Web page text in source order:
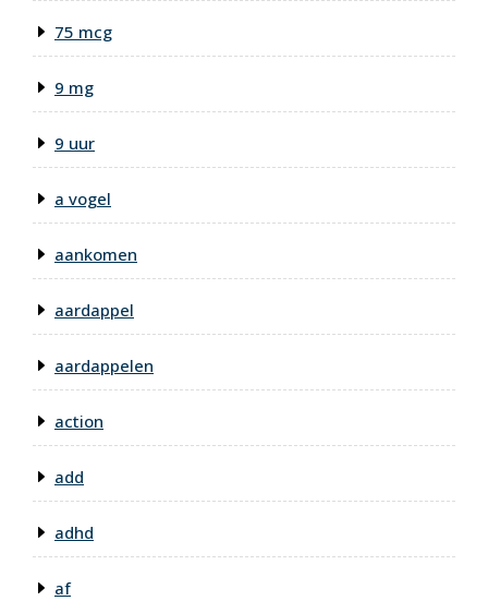
75 mcg
9 mg
9 uur
a vogel
aankomen
aardappel
aardappelen
action
add
adhd
af